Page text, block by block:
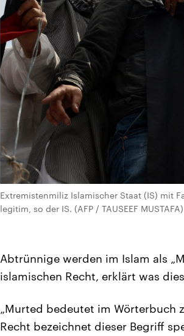
Extremistenmiliz Islamischer Staat (IS) mit
legitim, so der IS. (AFP / TAUSEEF MUSTAFA)
Abtrünnige werden im Islam als
islamischen Recht, erklärt was
„Murted bedeutet im Wörterbuch
Recht bezeichnet dieser Begriff